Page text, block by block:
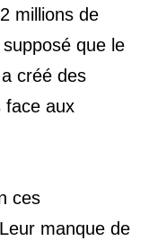
millions de
que le
créé des
face aux
ces
manque de